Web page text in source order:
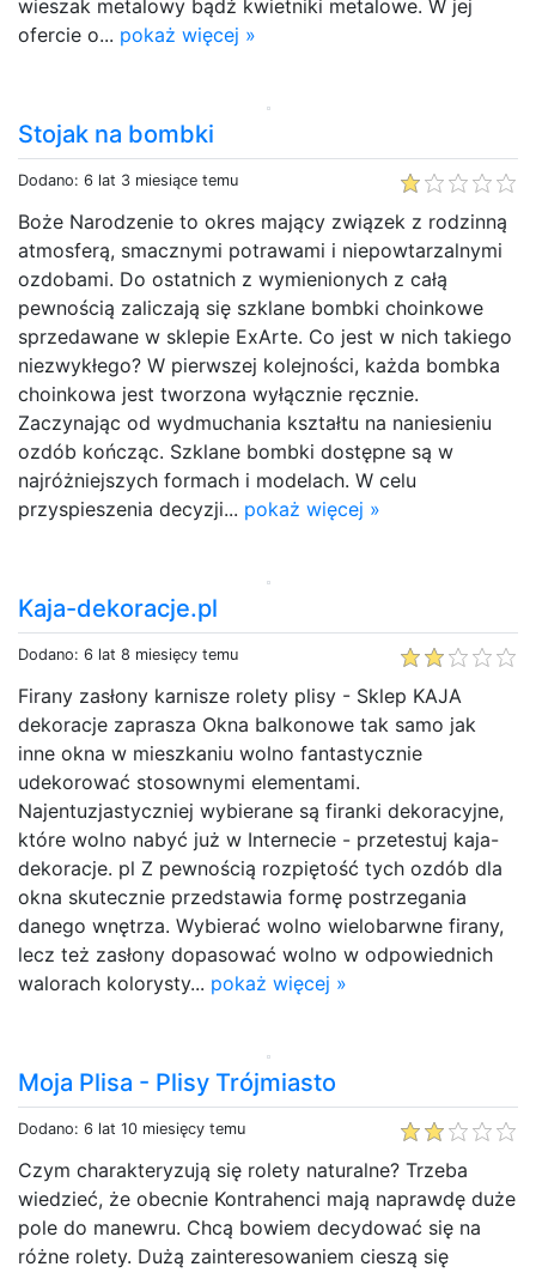
wieszak metalowy bądź kwietniki metalowe. W jej
ofercie o... pokaż więcej »
Stojak na bombki
Dodano: 6 lat 3 miesiące temu
Boże Narodzenie to okres mający związek z rodzinną
atmosferą, smacznymi potrawami i niepowtarzalnymi
ozdobami. Do ostatnich z wymienionych z całą
pewnością zaliczają się szklane bombki choinkowe
sprzedawane w sklepie ExArte. Co jest w nich takiego
niezwykłego? W pierwszej kolejności, każda bombka
choinkowa jest tworzona wyłącznie ręcznie.
Zaczynając od wydmuchania kształtu na naniesieniu
ozdób kończąc. Szklane bombki dostępne są w
najróżniejszych formach i modelach. W celu
przyspieszenia decyzji... pokaż więcej »
Kaja-dekoracje.pl
Dodano: 6 lat 8 miesięcy temu
Firany zasłony karnisze rolety plisy - Sklep KAJA
dekoracje zaprasza Okna balkonowe tak samo jak
inne okna w mieszkaniu wolno fantastycznie
udekorować stosownymi elementami.
Najentuzjastyczniej wybierane są firanki dekoracyjne,
które wolno nabyć już w Internecie - przetestuj kaja-
dekoracje. pl Z pewnością rozpiętość tych ozdób dla
okna skutecznie przedstawia formę postrzegania
danego wnętrza. Wybierać wolno wielobarwne firany,
lecz też zasłony dopasować wolno w odpowiednich
walorach kolorysty... pokaż więcej »
Moja Plisa - Plisy Trójmiasto
Dodano: 6 lat 10 miesięcy temu
Czym charakteryzują się rolety naturalne? Trzeba
wiedzieć, że obecnie Kontrahenci mają naprawdę duże
pole do manewru. Chcą bowiem decydować się na
różne rolety. Dużą zainteresowaniem cieszą się